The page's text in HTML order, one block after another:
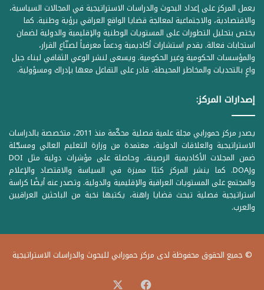
يعمل المركز على إعداد البحوث والدراسات الاستراتيجية في المجالات السياسية،
والاقتصادية، والاجتماعية لمعالجة قضايا الواقع العراقي برؤية وطنية. كما
يختص بتحليل التطورات على المستويات الوطنية والإقليمية والدولية لضمان
استجابات فعالة. يقدم استشارات أكاديمية ودعماً معرفياً لصنّاع القرار،
والمؤسسات الحكومية وغير الحكومية. ويسعى لنشر الوعي الثقافي لبناء جيل
واعٍ بالتحديات والمخاطر المحيطة، قادر على التفاعل معها بإدراك ومسؤولية.
إصدارات المركز:
يصدر مركز حمورابي مجلة علمية فصلية محكّمة منذ 2011، متخصصة بالدراسات
الاستراتيجية والعلاقات الدولية، معتمدة من وزارة التعليم العالي ومسجّلة
ضمن المجلات الأكاديمية الرصينة، وحاصلة على مؤشرات دولية مثل DOI
وDOAJ. كما ينشر المركز كتبًا مميزة في السياسة والاقتصاد والإعلام
والمجتمع على المستويات العراقية والإقليمية والدولية. وتصدر عنه أيضًا كراسة
استراتيجية فصلية تبحث قضايا راهنة، يكتبها نخبة من الباحثين العراقيين
والعرب.
© جميع الحقوق محفوظة لدى مركز حمورابي للبحوث والدراسات الاستراتيجية
فيسبوك